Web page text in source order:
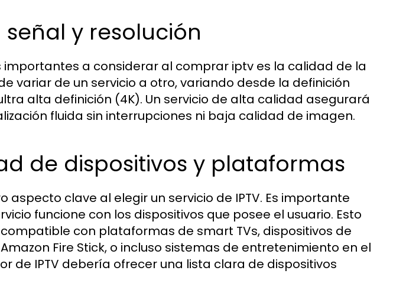
y resolución
importantes a considerar al comprar iptv es la calidad de la
variar de un servicio a otro, variando desde la definición
alta definición (4K). Un servicio de alta calidad asegurará
fluida sin interrupciones ni baja calidad de imagen.
de dispositivos y plataformas
aspecto clave al elegir un servicio de IPTV. Es importante
funcione con los dispositivos que posee el usuario. Esto
con plataformas de smart TVs, dispositivos de
Fire Stick, o incluso sistemas de entretenimiento en el
de IPTV debería ofrecer una lista clara de dispositivos